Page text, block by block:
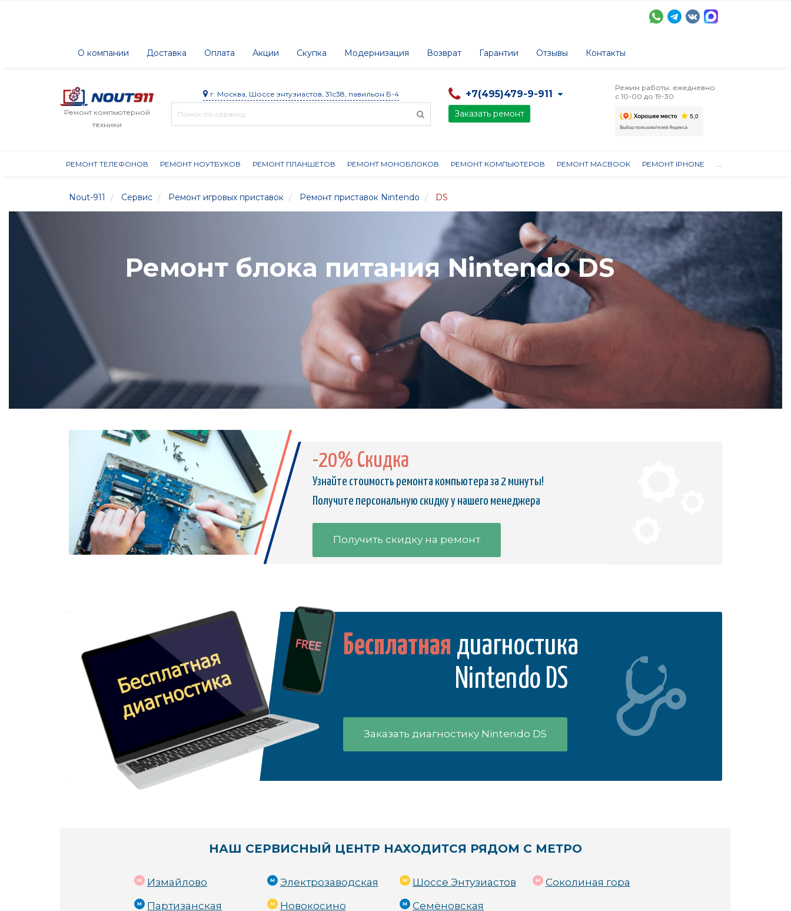
О компании Доставка Оплата Акции Скупка Модернизация Возврат Гарантии Отзывы Контакты
Ремонт компьютерной
техники
г. Москва, Шоссе энтузиастов, 31с38, павильон Б-4 +7(495)479-9-911
Заказать ремонт
Режим работы: ежедневно
с 10-00 до 19-30
РЕМОНТ ТЕЛЕФОНОВ РЕМОНТ НОУТБУКОВ РЕМОНТ ПЛАНШЕТОВ РЕМОНТ МОНОБЛОКОВ РЕМОНТ КОМПЬЮТЕРОВ РЕМОНТ MACBOOK РЕМОНТ IPHONE ...
Nout-911 Сервис Ремонт игровых приставок Ремонт приставок Nintendo DS
Ремонт блока питания Nintendo DS
-20% Скидка
Узнайте стоимость ремонта компьютера за 2 минуты!
Получите персональную скидку у нашего менеджера
Получить скидку на ремонт
Бесплатная диагностика
Nintendo DS
Заказать диагностику Nintendo DS
НАШ СЕРВИСНЫЙ ЦЕНТР НАХОДИТСЯ РЯДОМ С МЕТРО
Измайлово
Партизанская
Электрозаводская
Новокосино
Шоссе Энтузиастов
Семёновская
Соколиная гора